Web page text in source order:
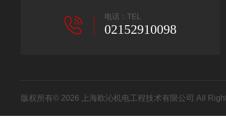
电话：TEL
02152910098
版权所有© 2026 上海欧沁机电工程技术有限公司 All